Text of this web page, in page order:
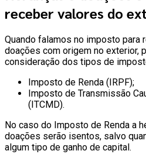
receber valores do
Quando falamos no imposto para
doações com origem no exterior,
consideração dos tipos de
Imposto de Renda (IRPF);
Imposto de Transmissão
(ITCMD).
No caso do Imposto de Renda a
doações serão isentos, salvo
algum tipo de ganho de capital.